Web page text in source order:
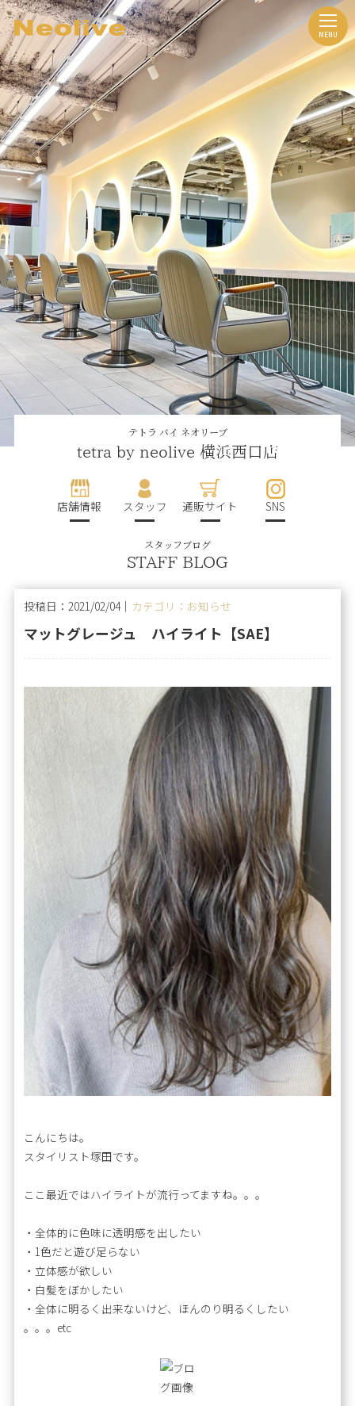
テトラ バイ ネオリーブ
tetra by neolive 横浜西口店
店舗情報 スタッフ 通販サイト SNS
スタッフブログ
STAFF BLOG
投稿日：2021/02/04｜ カテゴリ：お知らせ
マットグレージュ ハイライト【SAE】
こんにちは。
スタイリスト塚田です。
ここ最近ではハイライトが流行ってますね。。。
・全体的に色味に透明感を出したい
・1色だと遊び足らない
・立体感が欲しい
・白髪をぼかしたい
・全体に明るく出来ないけど、ほんのり明るくしたい
。。。etc